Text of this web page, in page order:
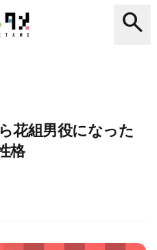
search
花組男役になった
格